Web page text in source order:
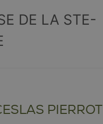
DE LA STE-
PIERROT